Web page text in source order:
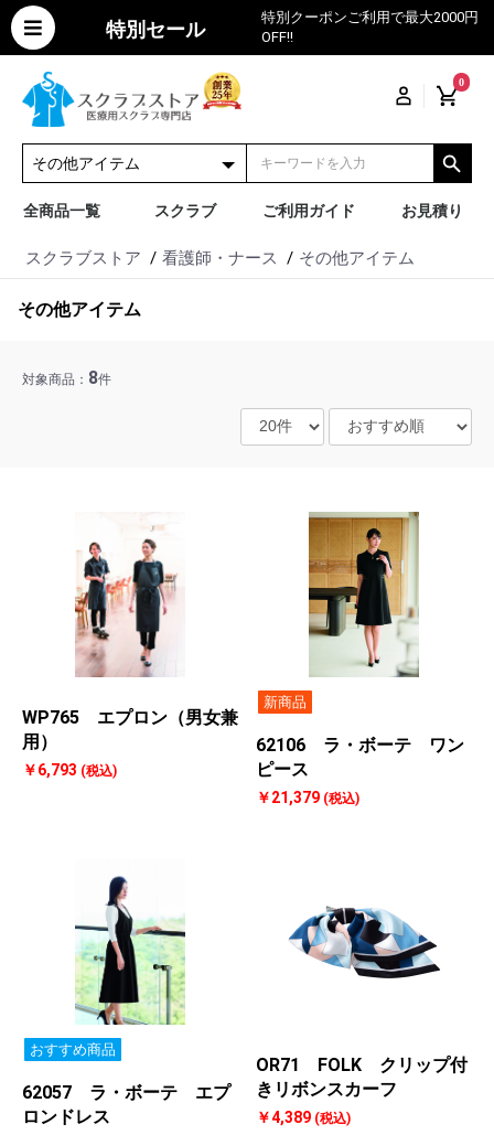
特別セール
特別クーポンご利用で最大2000円
OFF!!
0
全商品一覧 スクラブ ご利用ガイド お見積り
スクラブストア 看護師・ナース その他アイテム
その他アイテム
対象商品： 8件
WP765 エプロン（男女兼
用）
￥6,793 (税込)
新商品
62106 ラ・ボーテ ワン
ピース
￥21,379 (税込)
おすすめ商品
62057 ラ・ボーテ エプ
ロンドレス
OR71 FOLK クリップ付
きリボンスカーフ
￥4,389 (税込)